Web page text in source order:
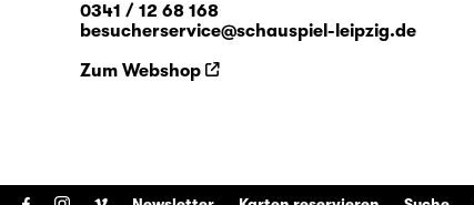
0341 / 12 68 168
besucherservice@schauspiel-leipzig.de
Zum Webshop